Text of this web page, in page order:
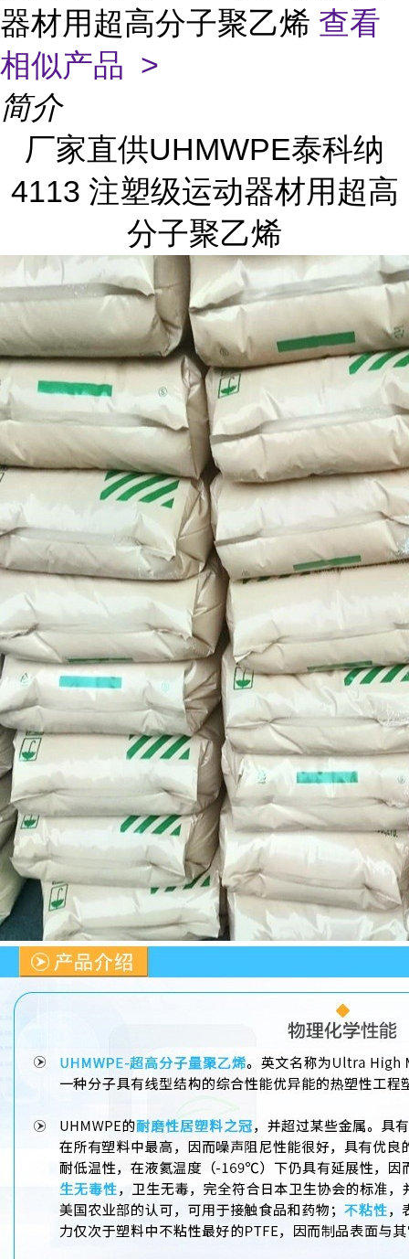
器材用超高分子聚乙烯 查看
相似产品 >
简介
厂家直供UHMWPE泰科纳
4113 注塑级运动器材用超高
分子聚乙烯